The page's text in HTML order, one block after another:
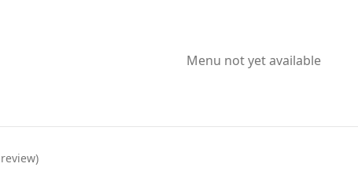
Menu not yet available
review)